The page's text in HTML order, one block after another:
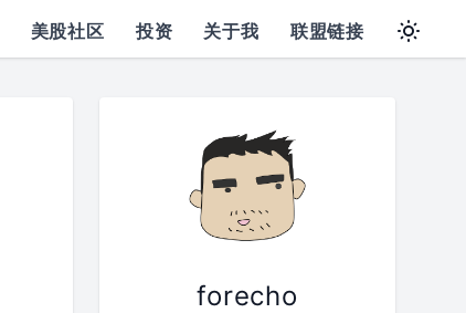
美股社区 投资 关于我 联盟链接
forecho